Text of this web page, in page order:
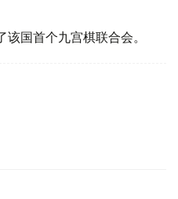
国首个九宫棋联合会。